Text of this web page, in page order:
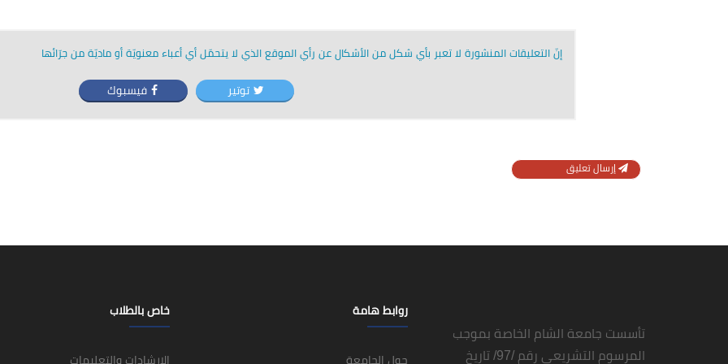
إنّ التعليقات المنشورة لا تعبر بأي شكل من الأشكال عن رأي الموقع الذي لا يتحمّل أي أعباء معنويّة أو ماديّة من جرّائها
توتير فيسبوك
إرسال تعليق
تأسست جامعة الشام الخاصة بموجب
المرسوم التشريعي رقم /97/ تاريخ
روابط هامة
حول الجامعة
خاص بالطلاب
الإرشادات والتعليمات